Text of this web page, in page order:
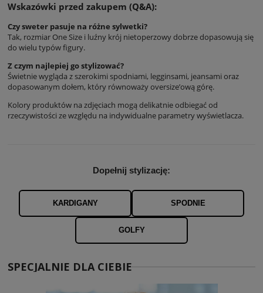
Wskazówki przed zakupem (Q&A):
Czy sweter pasuje na różne sylwetki?
Tak, rozmiar One Size i luźny krój nietoperzowy dobrze dopasowują się
do wielu typów figury.
Z czym najlepiej go stylizować?
Świetnie wygląda z szerokimi spodniami, legginsami, jeansami oraz
dopasowanym dołem, który równoważy oversize’ową górę.
Kolory produktów na zdjęciach mogą delikatnie odbiegać od
rzeczywistości ze względu na indywidualne parametry wyświetlacza.
Dopełnij stylizację:
KARDIGANY SPODNIE
GOLFY